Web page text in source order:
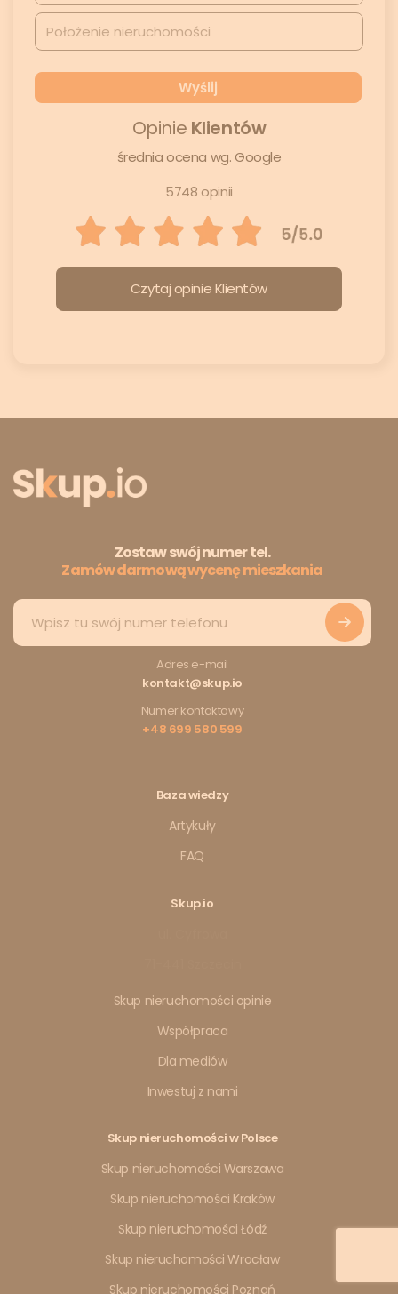
Opinie Klientów
średnia ocena wg. Google
5748 opinii
Czytaj opinie Klientów
Zostaw swój numer tel.
Zamów darmową wycenę mieszkania
Adres e-mail
kontakt@skup.io
Numer kontaktowy
+48 699 580 599
Baza wiedzy
Artykuły
FAQ
Skup.io
Skup nieruchomości opinie
Współpraca
Dla mediów
Inwestuj z nami
Skup nieruchomości w Polsce
Skup nieruchomości Warszawa
Skup nieruchomości Kraków
Skup nieruchomości Łódź
Skup nieruchomości Wrocław
Skup nieruchomości Poznań